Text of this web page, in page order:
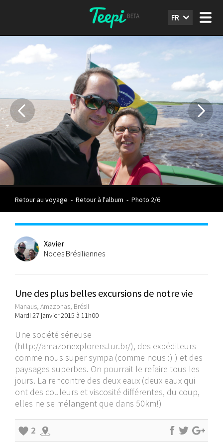
FR
Retour au voyage - Retour à l'album - Photo 2/6
Xavier
Noces Brésiliennes
Une des plus belles excursions de notre vie
Manaus, Amazonas, Brésil
Mardi 27 janvier 2015 à 11h00
Une société sérieuse
(http://amazonexplorers.tur.br/), des expéditeurs
comme nous super sympa (comme nous :) ) et des
paysages superbes. On pourrait le refaire tous les
jours. La rencontre des deux eaux (deux eaux qui
ont des couleurs et viscosité différentes, du coup,
elles ne se mélangent que dans 50km!)
2